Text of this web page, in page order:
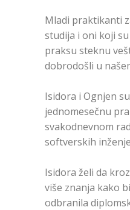
Mladi praktikanti
studija i oni koji
praksu steknu
dobrodošli u
Isidora i Ognjen
jednomesečnu
svakodnevnom
softverskih
Isidora želi da
više znanja kako
odbranila